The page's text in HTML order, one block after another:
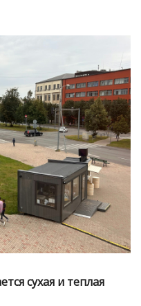
сухая и теплая